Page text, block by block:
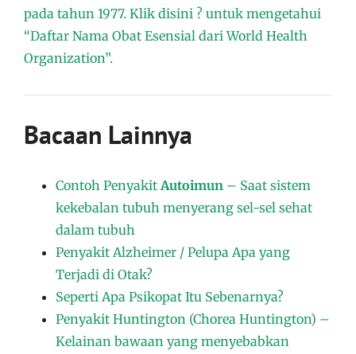
pada tahun 1977. Klik disini ? untuk mengetahui
“Daftar Nama Obat Esensial dari World Health
Organization”.
Bacaan Lainnya
Contoh Penyakit Autoimun – Saat sistem
kekebalan tubuh menyerang sel-sel sehat
dalam tubuh
Penyakit Alzheimer / Pelupa Apa yang
Terjadi di Otak?
Seperti Apa Psikopat Itu Sebenarnya?
Penyakit Huntington (Chorea Huntington) –
Kelainan bawaan yang menyebabkan